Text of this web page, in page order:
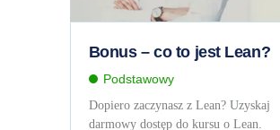
Bonus – co to jest Lean?
Podstawowy
Dopiero zaczynasz z Lean? Uzyskaj
darmowy dostęp do kursu o Lean.